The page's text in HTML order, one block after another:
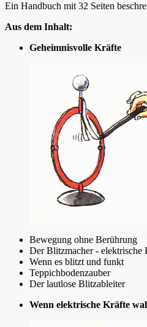
Ein Handbuch mit 32 Seiten
Aus dem Inhalt:
Geheimnisvolle Kräfte
Bewegung ohne Berührung
Der Blitzmacher - elektrische
Wenn es blitzt und funkt
Teppichbodenzauber
Der lautlose Blitzableiter
Wenn elektrische Kräfte